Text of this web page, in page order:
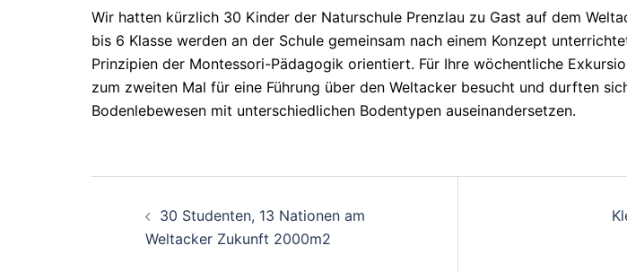
Wir hatten kürzlich 30 Kinder der Naturschule Prenzlau zu Gast auf dem
bis 6 Klasse werden an der Schule gemeinsam nach einem Konzept
Prinzipien der Montessori-Pädagogik orientiert. Für Ihre wöchentliche
zum zweiten Mal für eine Führung über den Weltacker besucht und durften
Bodenlebewesen mit unterschiedlichen Bodentypen auseinandersetzen.
30 Studenten, 13 Nationen am
Weltacker Zukunft 2000m2